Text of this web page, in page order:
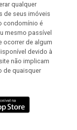
qualquer
de seus imóveis
condomínio é
mesmo passível
ocorrer de algum
devido à
não implicam
de quaisquer